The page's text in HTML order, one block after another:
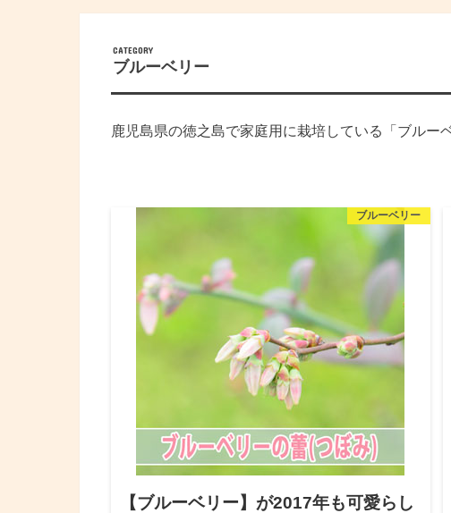
CATEGORY
ブルーベリー
鹿児島県の徳之島で家庭用に栽培している「ブルー
ブルーベリー
【ブルーベリー】が2017年も可愛らし